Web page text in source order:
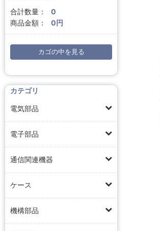
合計数量：
0
商品金額：
0円
カゴの中を見る
カテゴリ
電気部品
電子部品
通信関連機器
ケース
機構部品